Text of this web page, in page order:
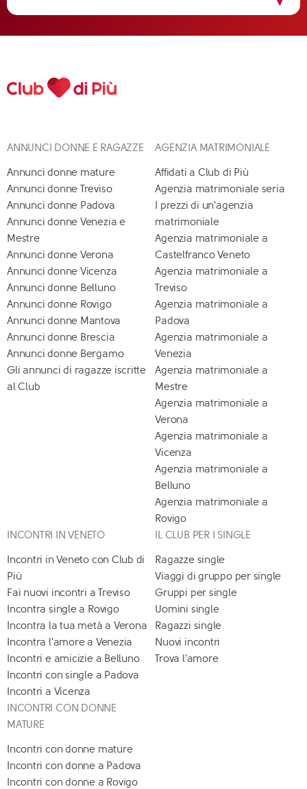
ANNUNCI DONNE E RAGAZZE
Annunci donne mature
Annunci donne Treviso
Annunci donne Padova
Annunci donne Venezia e
Mestre
Annunci donne Verona
Annunci donne Vicenza
Annunci donne Belluno
Annunci donne Rovigo
Annunci donne Mantova
Annunci donne Brescia
Annunci donne Bergamo
Gli annunci di ragazze iscritte
al Club
AGENZIA MATRIMONIALE
Affidati a Club di Più
Agenzia matrimoniale seria
I prezzi di un'agenzia
matrimoniale
Agenzia matrimoniale a
Castelfranco Veneto
Agenzia matrimoniale a
Treviso
Agenzia matrimoniale a
Padova
Agenzia matrimoniale a
Venezia
Agenzia matrimoniale a
Mestre
Agenzia matrimoniale a
Verona
Agenzia matrimoniale a
Vicenza
Agenzia matrimoniale a
Belluno
Agenzia matrimoniale a
Rovigo
INCONTRI IN VENETO
Incontri in Veneto con Club di
Più
Fai nuovi incontri a Treviso
Incontra single a Rovigo
Incontra la tua metà a Verona
Incontra l'amore a Venezia
Incontri e amicizie a Belluno
Incontri con single a Padova
Incontri a Vicenza
IL CLUB PER I SINGLE
Ragazze single
Viaggi di gruppo per single
Gruppi per single
Uomini single
Ragazzi single
Nuovi incontri
Trova l'amore
INCONTRI CON DONNE
MATURE
Incontri con donne mature
Incontri con donne a Padova
Incontri con donne a Rovigo